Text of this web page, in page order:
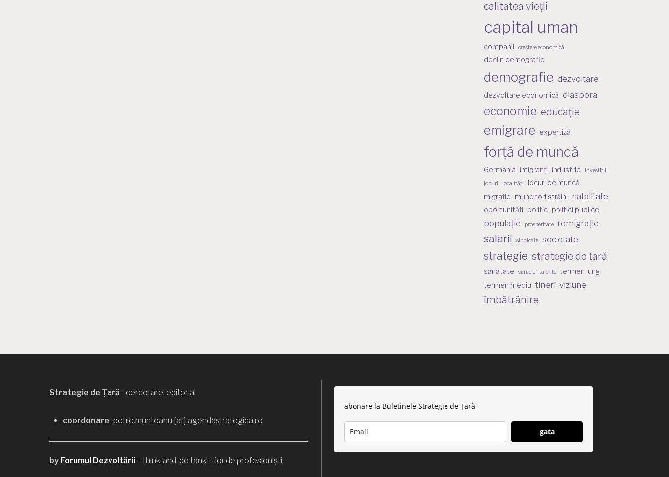
calitatea vieții
capital uman
companii creștere economică
declin demografic
demografie dezvoltare
dezvoltare economică diaspora
economie educație
emigrare expertiză
forță de muncă
Germania imigranți industrie
investiții
joburi
localități
locuri de muncă
migrație muncitori străini natalitate
oportunități politic politici publice
populație prosperitate remigrație
salarii sindicate societate
strategie strategie de țară
sănătate sărăcie talente
termen lung
termen mediu tineri viziune
îmbătrânire
Strategie de Țară - cercetare, editorial
coordonare : petre.munteanu [at] agendastrategica.ro
by Forumul Dezvoltării – think-and-do tank + for de profesioniști
abonare la Buletinele Strategie de Țară
gata